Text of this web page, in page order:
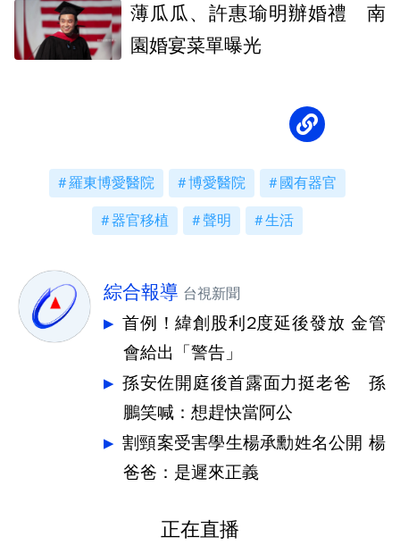
薄瓜瓜、許惠瑜明辦婚禮 南
園婚宴菜單曝光
羅東博愛醫院 博愛醫院 國有器官
器官移植 聲明 生活
綜合報導 台視新聞
首例！緯創股利2度延後發放 金管
會給出「警告」
孫安佐開庭後首露面力挺老爸 孫
鵬笑喊：想趕快當阿公
割頸案受害學生楊承勳姓名公開 楊
爸爸：是遲來正義
正在直播